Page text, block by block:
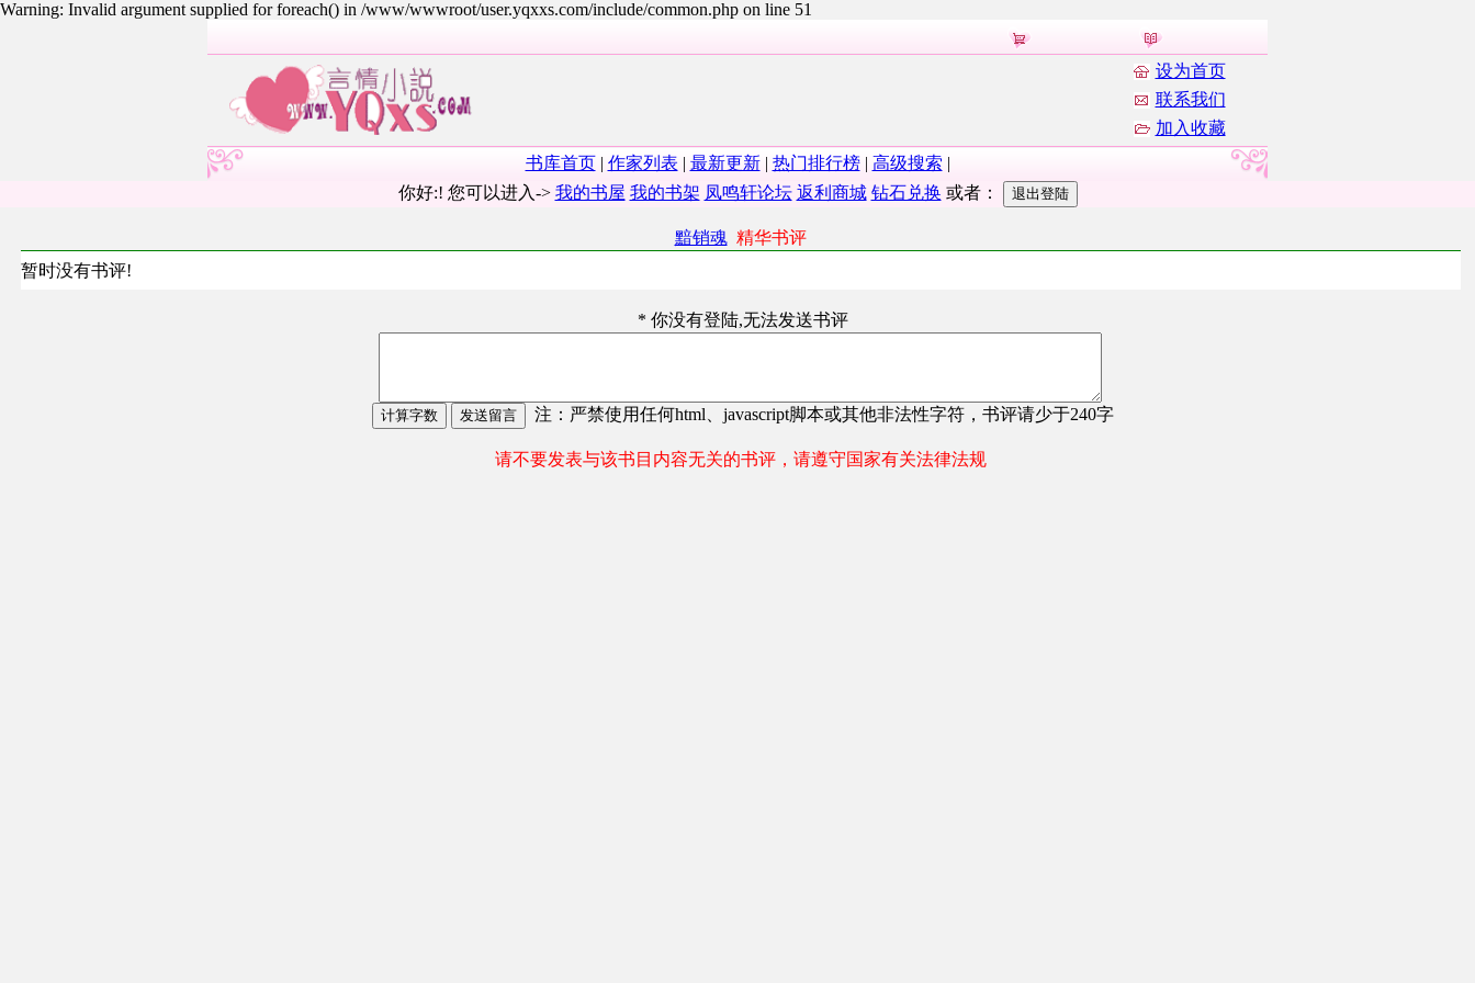
Warning: Invalid argument supplied for foreach() in /www/wwwroot/user.yqxxs.com/include/common.php on line 51
设为首页
联系我们
加入收藏
书库首页| 作家列表 | 最新更新| 热门排行榜| 高级搜索 |
你好:! 您可以进入-> 我的书屋 我的书架 凤鸣轩论坛 返利商城 钻石兑换 或者：
黯销魂精华书评
暂时没有书评!
* 你没有登陆,无法发送书评
注：严禁使用任何html、javascript脚本或其他非法性字符，书评请少于240字
请不要发表与该书目内容无关的书评，请遵守国家有关法律法规